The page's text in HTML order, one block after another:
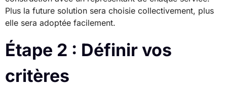
Plus la future solution sera choisie collectivement, plus
elle sera adoptée facilement.
Étape 2 : Définir vos
critères